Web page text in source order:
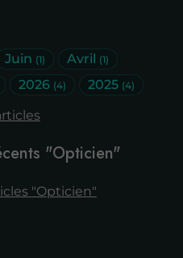
Juin (1) Avril (1)
2026 (4) 2025 (4)
"Opticien"
"Opticien"